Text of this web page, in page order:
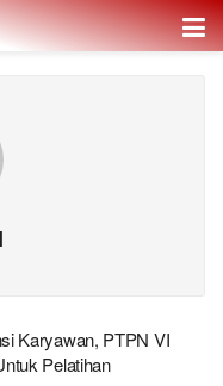
Karyawan, PTPN VI
Pelatihan